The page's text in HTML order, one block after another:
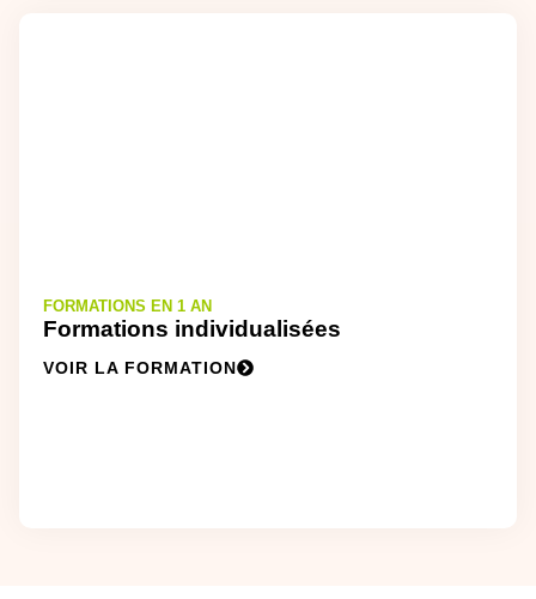
FORMATIONS EN 1 AN
Formations individualisées
VOIR LA FORMATION